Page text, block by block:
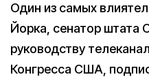
Один из самых
Йорка, сенатор штата
руководству
Конгресса США,